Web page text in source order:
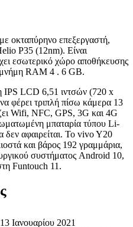
οκταπύρηνο επεξεργαστή,
P35 (12nm). Είναι
εσωτερικό χώρο αποθήκευσης
RAM 4 . 6 GB.
IPS LCD 6,51 ιντσών (720 x
φέρει τριπλή πίσω κάμερα 13
Wifi, NFC, GPS, 3G και 4G
μπαταρία τύπου Li-
αφαιρείται. Το vivo Y20
και βάρος 192 γραμμάρια,
συστήματος Android 10,
Funtouch 11.
Ιανουαρίου 2021